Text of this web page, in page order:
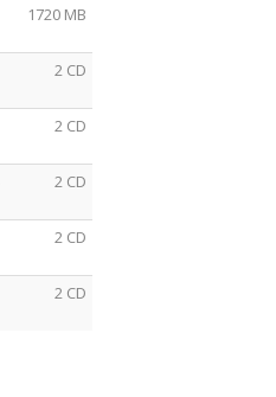
1720 MB
2 CD
2 CD
2 CD
2 CD
2 CD